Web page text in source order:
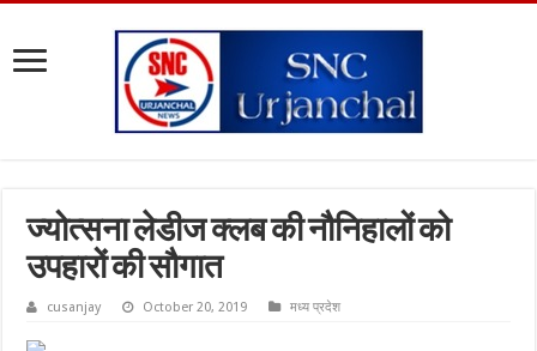
ज्योत्सना लेडीज क्लब की नौनिहालों को
उपहारों की सौगात
cusanjay October 20, 2019 मध्य प्रदेश